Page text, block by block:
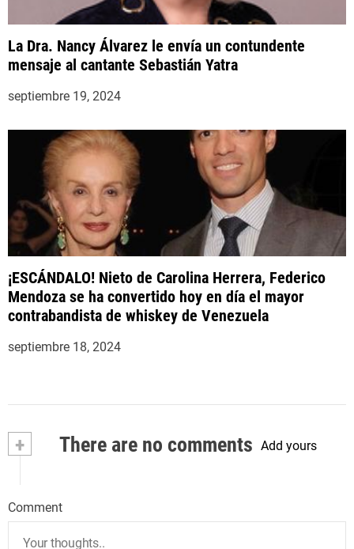
La Dra. Nancy Álvarez le envía un contundente
mensaje al cantante Sebastián Yatra
septiembre 19, 2024
¡ESCÁNDALO! Nieto de Carolina Herrera, Federico
Mendoza se ha convertido hoy en día el mayor
contrabandista de whiskey de Venezuela
septiembre 18, 2024
+ There are no comments Add yours
Comment